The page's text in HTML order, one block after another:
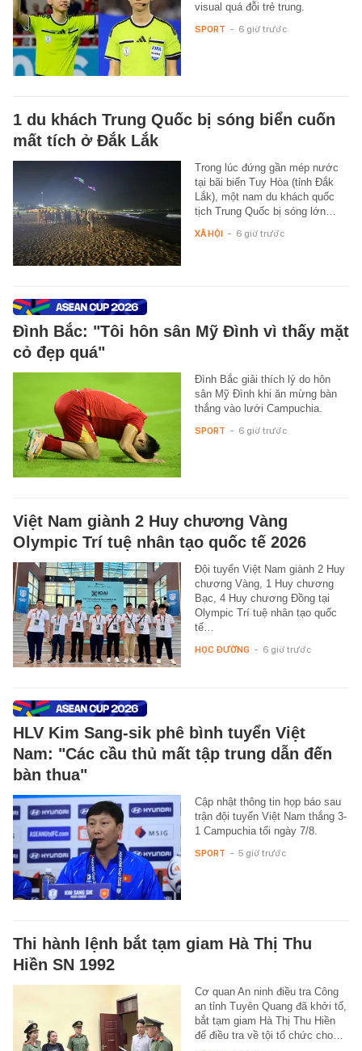
visual quá đỗi trẻ trung.
SPORT - 6 giờ trước
1 du khách Trung Quốc bị sóng biển cuốn
mất tích ở Đắk Lắk
Trong lúc đứng gần mép nước
tại bãi biển Tuy Hòa (tỉnh Đắk
Lắk), một nam du khách quốc
tịch Trung Quốc bị sóng lớn…
XÃ HỘI - 6 giờ trước
Đình Bắc: "Tôi hôn sân Mỹ Đình vì thấy mặt
cỏ đẹp quá"
Đình Bắc giải thích lý do hôn
sân Mỹ Đình khi ăn mừng bàn
thắng vào lưới Campuchia.
SPORT - 6 giờ trước
Việt Nam giành 2 Huy chương Vàng
Olympic Trí tuệ nhân tạo quốc tế 2026
Đội tuyển Việt Nam giành 2 Huy
chương Vàng, 1 Huy chương
Bạc, 4 Huy chương Đồng tại
Olympic Trí tuệ nhân tạo quốc
tế…
HỌC ĐƯỜNG - 6 giờ trước
HLV Kim Sang-sik phê bình tuyển Việt
Nam: "Các cầu thủ mất tập trung dẫn đến
bàn thua"
Cập nhật thông tin họp báo sau
trận đội tuyển Việt Nam thắng 3-
1 Campuchia tối ngày 7/8.
SPORT - 5 giờ trước
Thi hành lệnh bắt tạm giam Hà Thị Thu
Hiền SN 1992
Cơ quan An ninh điều tra Công
an tỉnh Tuyên Quang đã khởi tố,
bắt tạm giam Hà Thị Thu Hiền
để điều tra về tội tổ chức cho…